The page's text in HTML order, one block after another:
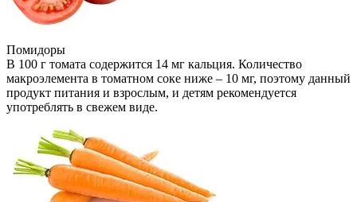
Помидоры
В 100 г томата содержится 14 мг кальция. Количество
макроэлемента в томатном соке ниже – 10 мг, поэтому данный
продукт питания и взрослым, и детям рекомендуется
употреблять в свежем виде.